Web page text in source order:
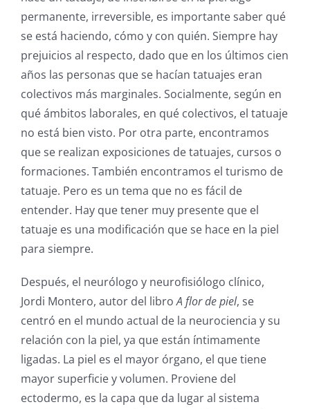
permanente, irreversible, es importante saber qué
se está haciendo, cómo y con quién. Siempre hay
prejuicios al respecto, dado que en los últimos cien
años las personas que se hacían tatuajes eran
colectivos más marginales. Socialmente, según en
qué ámbitos laborales, en qué colectivos, el tatuaje
no está bien visto. Por otra parte, encontramos
que se realizan exposiciones de tatuajes, cursos o
formaciones. También encontramos el turismo de
tatuaje. Pero es un tema que no es fácil de
entender. Hay que tener muy presente que el
tatuaje es una modificación que se hace en la piel
para siempre.
Después, el neurólogo y neurofisiólogo clínico,
Jordi Montero, autor del libroA flor de piel, se
centró en el mundo actual de la neurociencia y su
relación con la piel, ya que están íntimamente
ligadas. La piel es el mayor órgano, el que tiene
mayor superficie y volumen. Proviene del
ectodermo, es la capa que da lugar al sistema